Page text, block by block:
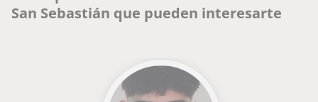
San Sebastián que pueden interesarte